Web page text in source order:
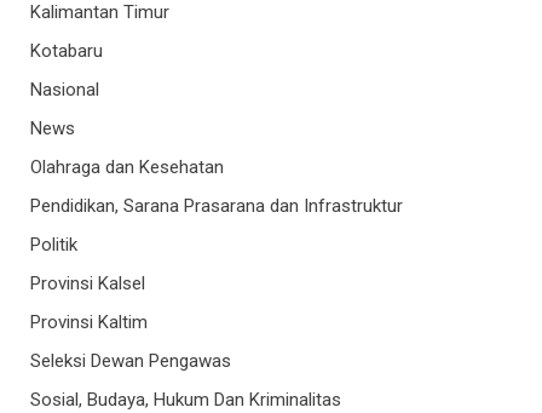
Kalimantan Timur
Kotabaru
Nasional
News
Olahraga dan Kesehatan
Pendidikan, Sarana Prasarana dan Infrastruktur
Politik
Provinsi Kalsel
Provinsi Kaltim
Seleksi Dewan Pengawas
Sosial, Budaya, Hukum Dan Kriminalitas